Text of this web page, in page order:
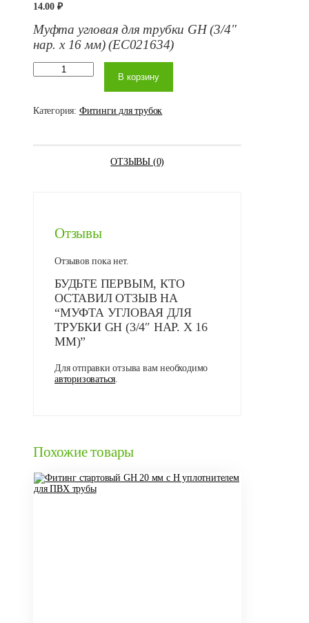
14.00 ₽
Муфта угловая для трубки GH (3/4″
нар. x 16 мм) (EC021634)
Количество
товара
трубки GH
В корзину
Категория: Фитинги для трубок
ОТЗЫВЫ (0)
Отзывы
Отзывов пока нет.
БУДЬТЕ ПЕРВЫМ, КТО
ОСТАВИЛ ОТЗЫВ НА
“МУФТА УГЛОВАЯ ДЛЯ
ТРУБКИ GH (3/4″ НАР. X 16
ММ)”
Для отправки отзыва вам необходимо
авторизоваться
Похожие товары